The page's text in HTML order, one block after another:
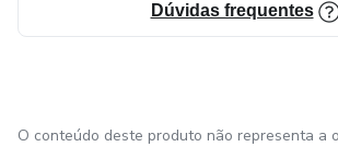
Dúvidas frequentes
O conteúdo deste produto não representa a